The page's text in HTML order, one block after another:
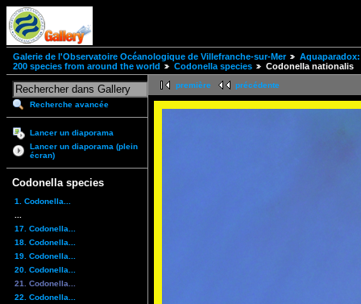
Galerie de l'Observatoire Océanologique de Villefranche-sur-Mer
200 species from around the world
Codonella species Codonella nationalis
Recherche avancée
Lancer un diaporama
Lancer un diaporama (plein
écran)
Codonella species
1. Codonella...
17. Codonella...
18. Codonella...
19. Codonella...
20. Codonella...
21. Codonella...
22. Codonella...
première précédente